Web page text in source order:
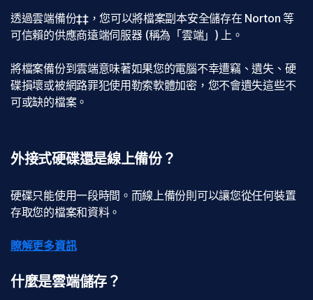
透過雲端備份‡‡，您可以將檔案副本安全儲存在 Norton 等
可信賴的供應商遠端伺服器 (稱為「雲端」) 上。
將檔案備份到雲端意味著如果您的電腦不幸遭竊、遺失、硬
碟損壞或被網路罪犯使用勒索軟體加密，您不會遺失這些不
可或缺的檔案。
外接式硬碟還是線上備份？
硬碟只能使用一段時間。而線上備份則可以讓您從任何裝置
存取您的檔案和資料。
瞭解更多資訊
什麼是雲端儲存？